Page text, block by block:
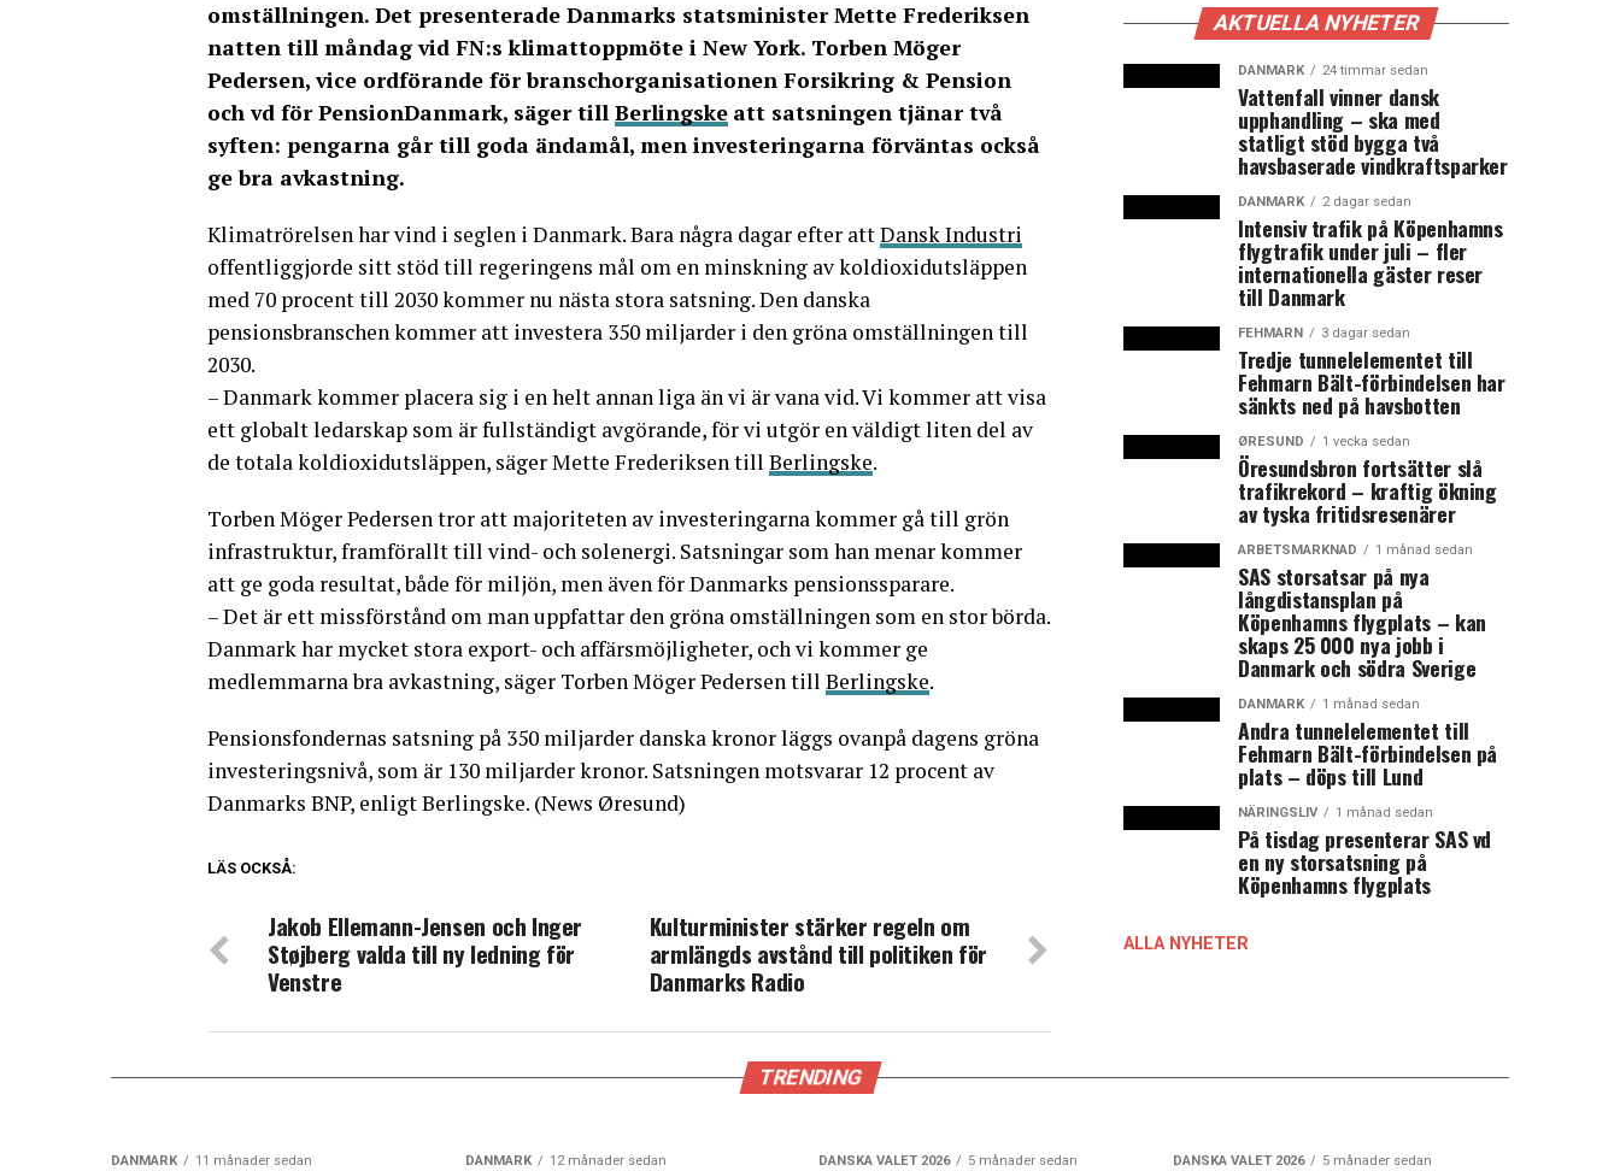
omställningen. Det presenterade Danmarks statsminister Mette Frederiksen
natten till måndag vid FN:s klimattoppmöte i New York. Torben Möger
Pedersen, vice ordförande för branschorganisationen Forsikring & Pension
och vd för PensionDanmark, säger till Berlingske att satsningen tjänar två
syften: pengarna går till goda ändamål, men investeringarna förväntas också
ge bra avkastning.
Klimatrörelsen har vind i seglen i Danmark. Bara några dagar efter attDansk Industri
offentliggjorde sitt stöd till regeringens mål om en minskning av koldioxidutsläppen
med 70 procent till 2030 kommer nu nästa stora satsning. Den danska
pensionsbranschen kommer att investera 350 miljarder i den gröna omställningen till
2030.
– Danmark kommer placera sig i en helt annan liga än vi är vana vid. Vi kommer att visa
ett globalt ledarskap som är fullständigt avgörande, för vi utgör en väldigt liten del av
de totala koldioxidutsläppen, säger Mette Frederiksen till Berlingske.
Torben Möger Pedersen tror att majoriteten av investeringarna kommer gå till grön
infrastruktur, framförallt till vind- och solenergi. Satsningar som han menar kommer
att ge goda resultat, både för miljön, men även för Danmarks pensionssparare.
– Det är ett missförstånd om man uppfattar den gröna omställningen som en stor börda.
Danmark har mycket stora export- och affärsmöjligheter, och vi kommer ge
medlemmarna bra avkastning, säger Torben Möger Pedersen till Berlingske.
Pensionsfondernas satsning på 350 miljarder danska kronor läggs ovanpå dagens gröna
investeringsnivå, som är 130 miljarder kronor. Satsningen motsvarar 12 procent av
Danmarks BNP, enligt Berlingske. (News Øresund)
LÄS OCKSÅ:
Kulturminister stärker regeln om
armlängds avstånd till politiken för
Danmarks Radio
Jakob Ellemann-Jensen och Inger
Støjberg valda till ny ledning för
Venstre
AKTUELLA NYHETER
DANMARK 24 timmar sedan
Vattenfall vinner dansk
upphandling – ska med
statligt stöd bygga två
havsbaserade vindkraftsparker
DANMARK 2 dagar sedan
Intensiv trafik på Köpenhamns
flygtrafik under juli – fler
internationella gäster reser
till Danmark
FEHMARN 3 dagar sedan
Tredje tunnelelementet till
Fehmarn Bält-förbindelsen har
sänkts ned på havsbotten
ØRESUND 1 vecka sedan
Öresundsbron fortsätter slå
trafikrekord – kraftig ökning
av tyska fritidsresenärer
ARBETSMARKNAD 1 månad sedan
SAS storsatsar på nya
långdistansplan på
Köpenhamns flygplats – kan
skaps 25 000 nya jobb i
Danmark och södra Sverige
DANMARK 1 månad sedan
Andra tunnelelementet till
Fehmarn Bält-förbindelsen på
plats – döps till Lund
NÄRINGSLIV 1 månad sedan
På tisdag presenterar SAS vd
en ny storsatsning på
Köpenhamns flygplats
ALLA NYHETER
TRENDING
DANMARK 11 månader sedan DANMARK 12 månader sedan DANSKA VALET 2026 5 månader sedan DANSKA VALET 2026 5 månader sedan